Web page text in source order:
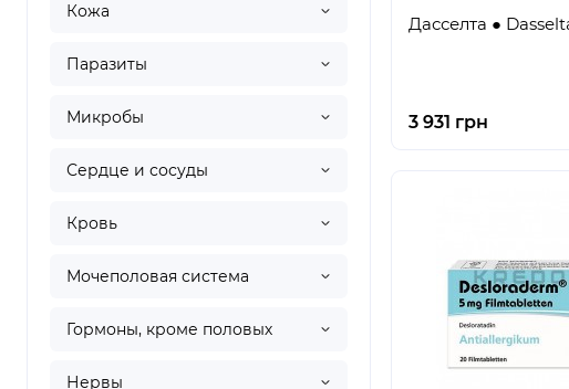
Кожа
Паразиты
Микробы
Сердце и сосуды
Кровь
Мочеполовая система
Гормоны, кроме половых
Нервы
Дасселта ●
3 931 грн